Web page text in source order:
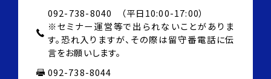
092-738-8040 （平日10:00-17:00）
※セミナー運営等で出られないことがありま
す。恐れ入りますが、その際は留守番電話に伝
言をお願いします。
092-738-8044